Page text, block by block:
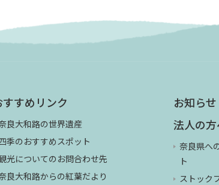
すすめリンク
良大和路の世界遺産
季のおすすめスポット
光についてのお問合わせ先
良大和路からの紅葉だより
お知らせ
法人の方
奈良県へ
ト
ストック